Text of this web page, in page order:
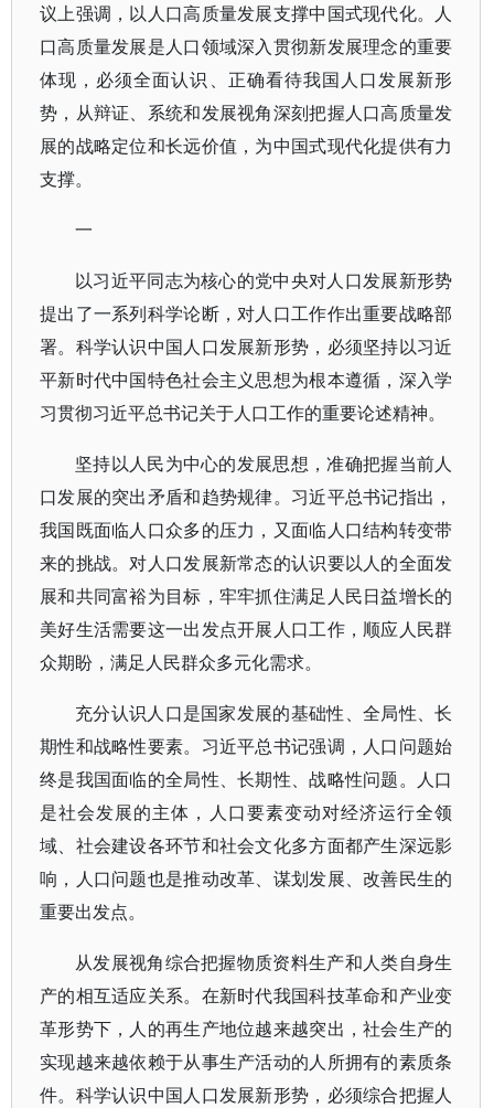
议上强调，以人口高质量发展支撑中国式现代化。人
口高质量发展是人口领域深入贯彻新发展理念的重要
体现，必须全面认识、正确看待我国人口发展新形
势，从辩证、系统和发展视角深刻把握人口高质量发
展的战略定位和长远价值，为中国式现代化提供有力
支撑。
一
以习近平同志为核心的党中央对人口发展新形势
提出了一系列科学论断，对人口工作作出重要战略部
署。科学认识中国人口发展新形势，必须坚持以习近
平新时代中国特色社会主义思想为根本遵循，深入学
习贯彻习近平总书记关于人口工作的重要论述精神。
坚持以人民为中心的发展思想，准确把握当前人
口发展的突出矛盾和趋势规律。习近平总书记指出，
我国既面临人口众多的压力，又面临人口结构转变带
来的挑战。对人口发展新常态的认识要以人的全面发
展和共同富裕为目标，牢牢抓住满足人民日益增长的
美好生活需要这一出发点开展人口工作，顺应人民群
众期盼，满足人民群众多元化需求。
充分认识人口是国家发展的基础性、全局性、长
期性和战略性要素。习近平总书记强调，人口问题始
终是我国面临的全局性、长期性、战略性问题。人口
是社会发展的主体，人口要素变动对经济运行全领
域、社会建设各环节和社会文化多方面都产生深远影
响，人口问题也是推动改革、谋划发展、改善民生的
重要出发点。
从发展视角综合把握物质资料生产和人类自身生
产的相互适应关系。在新时代我国科技革命和产业变
革形势下，人的再生产地位越来越突出，社会生产的
实现越来越依赖于从事生产活动的人所拥有的素质条
件。科学认识中国人口发展新形势，必须综合把握人